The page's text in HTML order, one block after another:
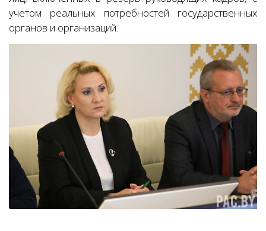
учетом реальных потребностей государственных
органов и организаций.